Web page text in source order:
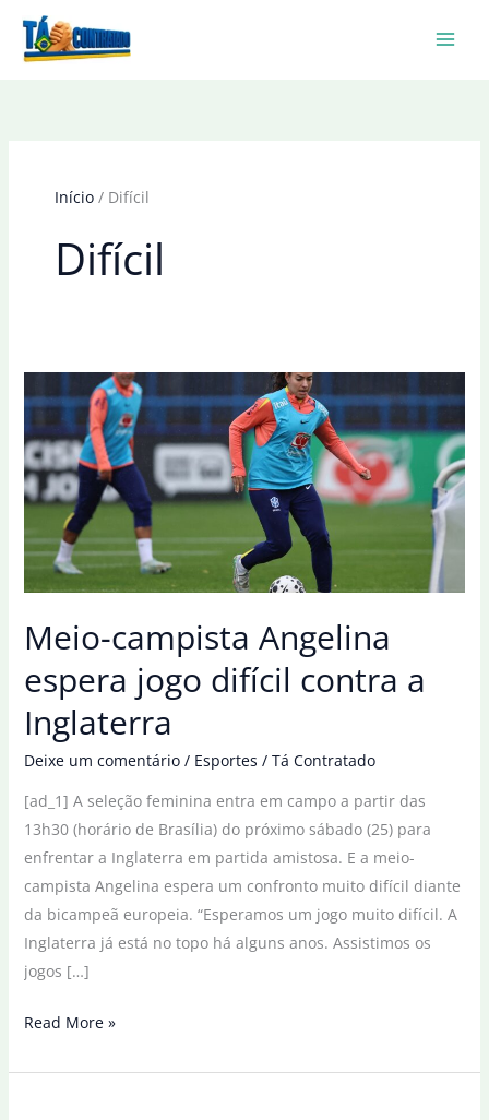
Início Difícil
Difícil
Meio-campista Angelina
espera jogo difícil contra a
Inglaterra
Deixe um comentário / Esportes / Tá Contratado
[ad_1] A seleção feminina entra em campo a partir das
13h30 (horário de Brasília) do próximo sábado (25) para
enfrentar a Inglaterra em partida amistosa. E a meio-
campista Angelina espera um confronto muito difícil diante
da bicampeã europeia. “Esperamos um jogo muito difícil. A
Inglaterra já está no topo há alguns anos. Assistimos os
jogos […]
Meio-
Angelina
Read More »